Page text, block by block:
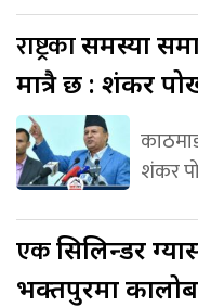
राष्ट्रकासमस्या
मात्रै छ : शंकर
शंकर
एकसिलिन्डर
भक्तपुरमा